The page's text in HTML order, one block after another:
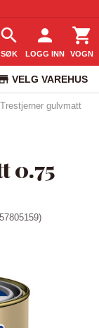
SØK LOGG INN VOGN
VELG VAREHUS
KUNDESERVICE
Trestjerner gulvmatt
0.75